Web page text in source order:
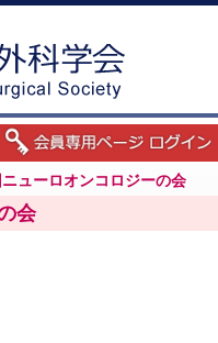
ューロオンコロジーの会
会